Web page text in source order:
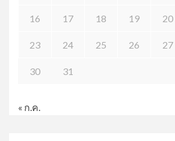
16 17 18 19 20
23 24 25 26 27
30 31
« ก.ค.